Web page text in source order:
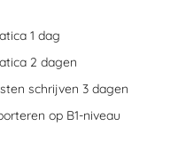
1 dag
2 dagen
schrijven 3 dagen
op B1-niveau